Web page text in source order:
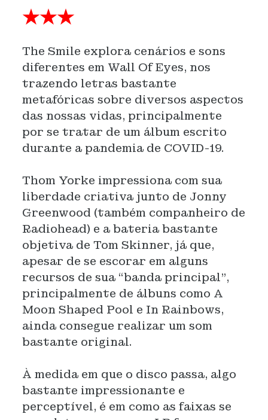
★★★
The Smile explora cenários e sons
diferentes em Wall Of Eyes, nos
trazendo letras bastante
metafóricas sobre diversos aspectos
das nossas vidas, principalmente
por se tratar de um álbum escrito
durante a pandemia de COVID-19.
Thom Yorke impressiona com sua
liberdade criativa junto de Jonny
Greenwood (também companheiro de
Radiohead) e a bateria bastante
objetiva de Tom Skinner, já que,
apesar de se escorar em alguns
recursos de sua “banda principal”,
principalmente de álbuns como A
Moon Shaped Pool e In Rainbows,
ainda consegue realizar um som
bastante original.
À medida em que o disco passa, algo
bastante impressionante e
perceptível, é em como as faixas se